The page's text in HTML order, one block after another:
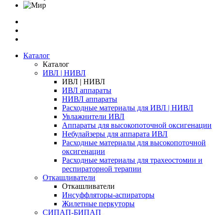
Каталог
Каталог
ИВЛ | НИВЛ
ИВЛ | НИВЛ
ИВЛ аппараты
НИВЛ аппараты
Расходные материалы для ИВЛ | НИВЛ
Увлажнители ИВЛ
Аппараты для высокопоточной оксигенации
Небулайзеры для аппарата ИВЛ
Расходные материалы для высокопоточной
оксигенации
Расходные материалы для трахеостомии и
респираторной терапии
Откашливатели
Откашливатели
Инсуффляторы-аспираторы
Жилетные перкуторы
CИПАП-БИПАП